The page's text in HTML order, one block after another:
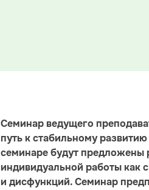
Семинар ведущего
путь к стабильному
семинаре будут предложены
индивидуальной работы как
и дисфункций. Семинар